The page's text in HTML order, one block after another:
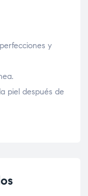
y
piel después de